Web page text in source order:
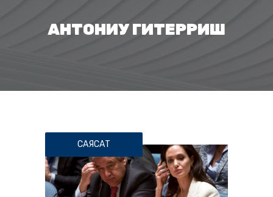
АНТОНИУ ГИТЕРРИШ
САЯСАТ